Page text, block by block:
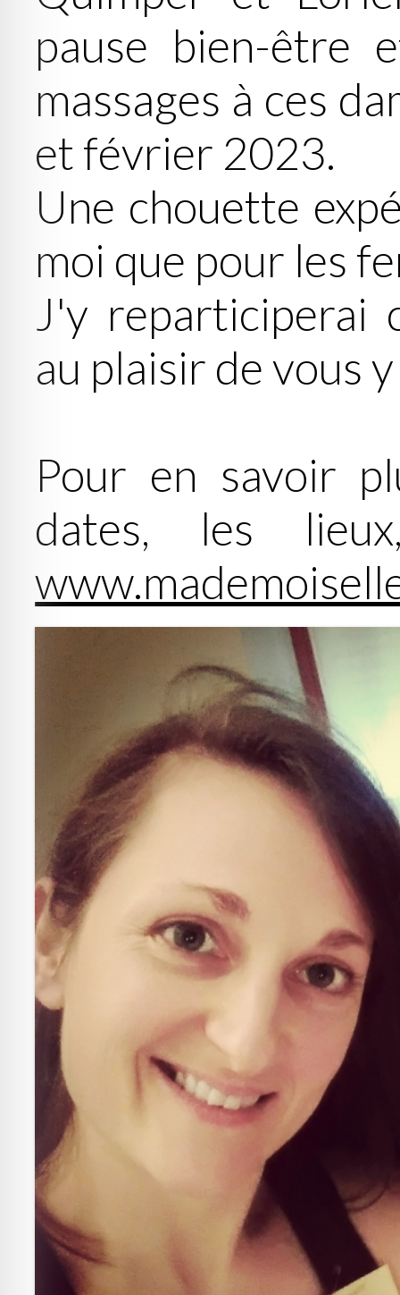
pause bien-être
massages à ces
et février 2023.
Une chouette
moi que pour les
J'y reparticiperai
au plaisir de vous
Pour en savoir
dates, les